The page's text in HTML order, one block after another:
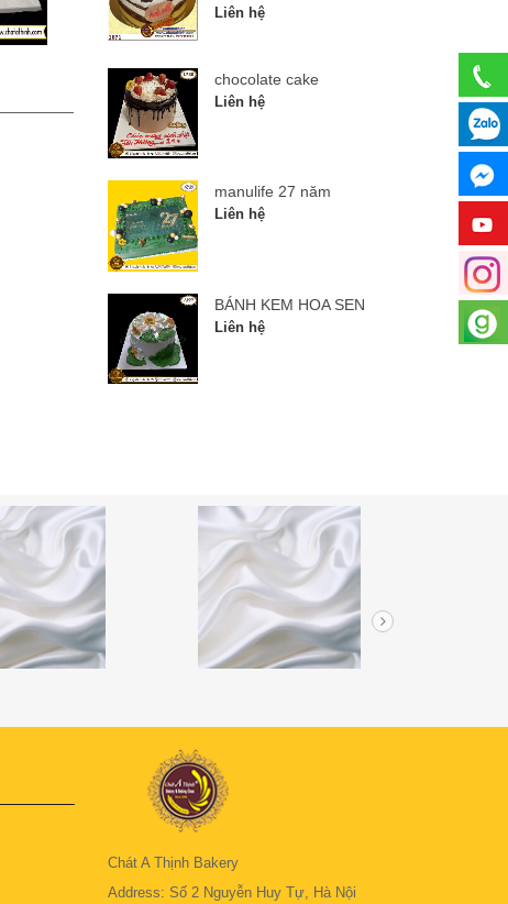
manulife 27 năm
Liên hệ
chocolate cake
Liên hệ
manulife 27 năm
Liên hệ
BÁNH KEM HOA SEN
Liên hệ
Chát A Thịnh Bakery
Address: Số 2 Nguyễn Huy Tự, Hà Nội